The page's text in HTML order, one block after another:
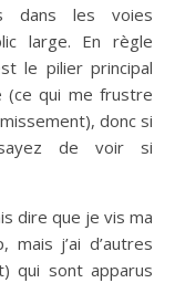
dans les voies
large. En règle
le pilier principal
(ce qui me frustre
donc si
de voir si
dire que je vis ma
j’ai d’autres
qui sont apparus